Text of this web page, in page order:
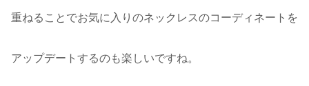
重ねることでお気に入りのネックレスのコーディネートを
アップデートするのも楽しいですね。